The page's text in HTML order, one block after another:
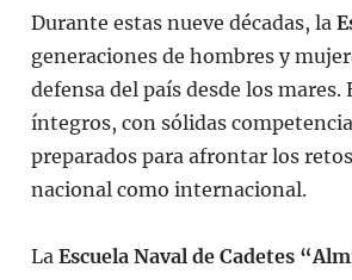
Durante estas nueve décadas, la
generaciones de hombres y
defensa del país desde los
íntegros, con sólidas
preparados para afrontar los
nacional como internacional.
La Escuela Naval de Cadetes